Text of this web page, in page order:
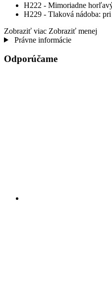
H222 - Mimoriadne
H229 - Tlaková nádoba:
Zobraziť viac Zobraziť menej
Právne informácie
Odporúčame